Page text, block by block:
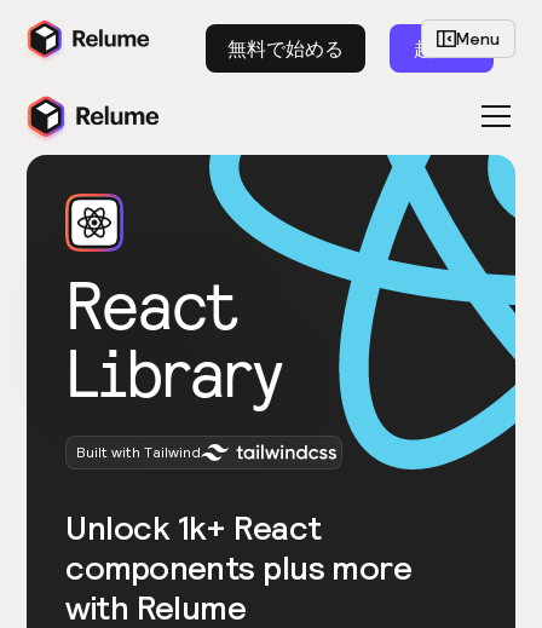
無料で始める 起動
React
Library
Built with Tailwind
Unlock 1k+ React
components plus more
with Relume
Menu